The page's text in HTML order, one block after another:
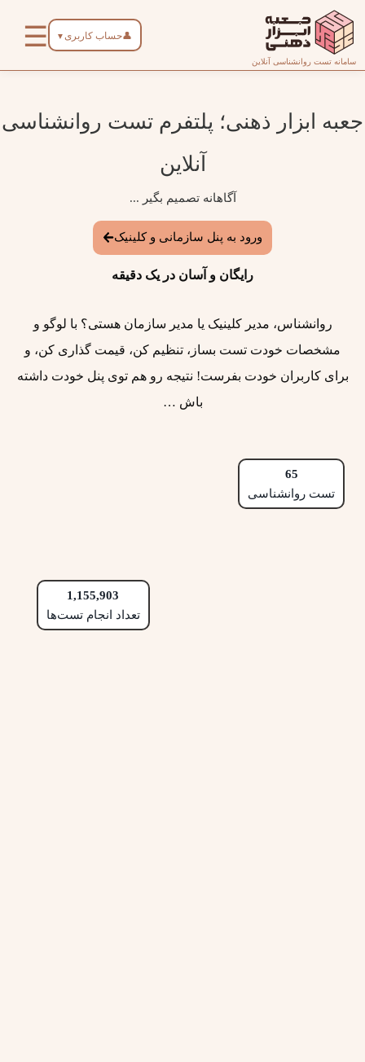
محتوا
سامانه تست روانشناسی آنلاین
👤حساب کاربری ▼
☰
صفحه
درباره
تست‌ها
جعبه ابزار ذهنی؛ پلتفرم تست روانشناسی
آنلاین
آگاهانه تصمیم بگیر ...
ورود به پنل سازمانی و کلینیک
رایگان و آسان در یک دقیقه
روانشناس، مدیر کلینیک یا مدیر سازمان هستی؟ با لوگو و
مشخصات خودت تست بساز، تنظیم کن، قیمت گذاری کن، و
برای کاربران خودت بفرست! نتیجه رو هم توی پنل خودت داشته
باش …
1,155,903
تعداد انجام تست‌ها
65
تست روانشناسی